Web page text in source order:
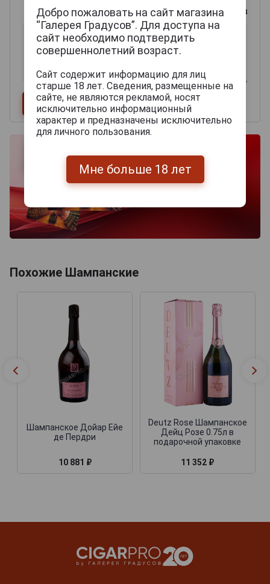
0 из 2000 знаков
Похожие Шампанские
Шампанское Дойар Ейе
де Пердри
10 881 ₽
Deutz Rose Шампанское
Дейц Розе 0.75л в
подарочной упаковке
11 352 ₽
Добро пожаловать на сайт магазина
“Галерея Градусов”. Для доступа на
сайт необходимо подтвердить
совершеннолетний возраст.
Сайт содержит информацию для лиц
старше 18 лет. Сведения, размещенные на
сайте, не являются рекламой, носят
исключительно информационный
характер и предназначены исключительно
для личного пользования.
Мне больше 18 лет